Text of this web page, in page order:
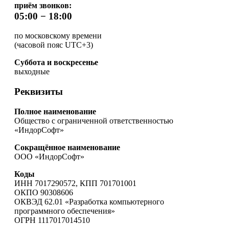
приём звонков:
05:00 − 18:00
по московскому времени
(часовой пояс UTC+3)
Суббота и воскресенье
выходные
Реквизиты
Полное наименование
Общество с ограниченной ответственностью
«ИндорСофт»
Сокращённое наименование
ООО «ИндорСофт»
Коды
ИНН 7017290572, КПП 701701001
ОКПО 90308606
ОКВЭД 62.01 «Разработка компьютерного
программного обеспечения»
ОГРН 1117017014510